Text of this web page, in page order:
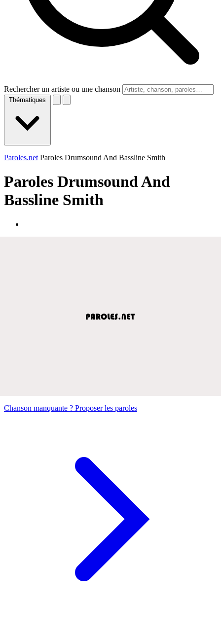
Rechercher un artiste ou une chanson
Thématiques
Paroles.net Paroles Drumsound And Bassline Smith
Paroles Drumsound And
Bassline Smith
Chanson manquante ? Proposer les paroles